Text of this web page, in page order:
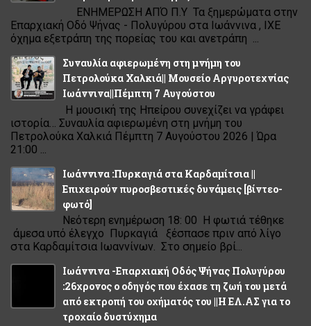
ΕΝΗΜΕΡΩΣΗ ΑΠΌ Π.Υ Τα ξημερώματα στην
Επαρχιακή Οδό Ψήνας - Πολυγύρου στα Ιωάννινα , ΙΧΕ
όχημα εξετράπη της πορείας του και ανετράπη ...
Συναυλία αφιερωμένη στη μνήμη του
Πετρολούκα Χαλκιά|| Μουσείο Αργυροτεχνίας
Ιωάννινα||Πέμπτη 7 Αυγούστου
Η μουσική της Ηπείρου συνεχίζει να γράφει
ιστορία… Συναυλία αφιερωμένη στη μνήμη του
Πετρολούκα Χαλκιά Πέμπτη 7 Αυγούστου 2026 | Ώρα
21:00 ...
Ιωάννινα :Πυρκαγιά στα Καρδαμίτσια ||
Επιχειρούν πυροσβεστικές δυνάμεις [βίντεο-
φωτό]
Νεότερη ενημέρωση 18: 00 Η φωτιά τέθηκε
άμεσα υπό έλεγχο Πυρκαγιά ξέσπασε πριν από λίγο
στα Καρδαμίτσια Ιωαννίνων. Στο σημείο βρί...
Ιωάννινα -Επαρχιακή Οδός Ψήνας Πολυγύρου
:26χρονος ο οδηγός που έχασε τη ζωή του μετά
από εκτροπή του οχήματός του ||Η ΕΛ.ΑΣ για το
τροχαίο δυστύχημα